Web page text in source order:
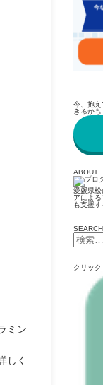
ミン
しく
今、抱
きるかも
ABOUT
愛媛県松
アによ
も支援
SEARCH
検
索:
クリッ